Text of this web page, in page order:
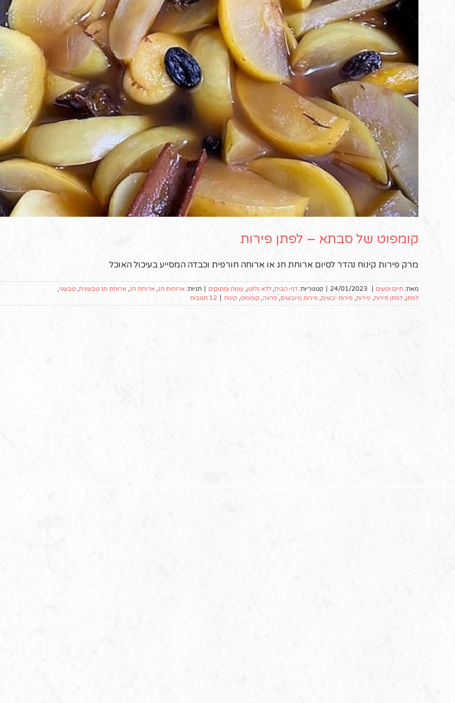
קומפוט של סבתא – לפתן פירות
מרק פירות קינוח נהדר לסיום ארוחת חג או ארוחה חורפית וכבדה המסייע בעיכול האוכל
מאת: חיים וטעים 24/01/2023 קטגוריות: דף-הבית, ללא גלוטן, עוגות ומתוקים תגיות: ארוחות חג, ארוחת חג, ארוחת חג טבעונית, טבעוני,
לפתן, לפתן פירות, פירות, פירות יבשים, פירות מיובשים, פרווה, קומפוט, קינוח 12 תגובות